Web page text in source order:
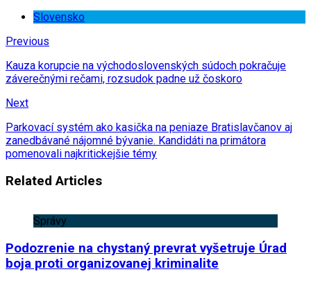
Slovensko
Previous
Kauza korupcie na východoslovenských súdoch pokračuje
záverečnými rečami, rozsudok padne už čoskoro
Next
Parkovací systém ako kasička na peniaze Bratislavčanov aj
zanedbávané nájomné bývanie. Kandidáti na primátora
pomenovali najkritickejšie témy
Related Articles
Správy
Podozrenie na chystaný prevrat vyšetruje Úrad
boja proti organizovanej kriminalite